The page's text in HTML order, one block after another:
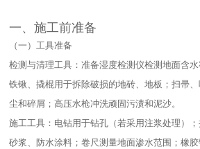
一、施工前准备​
（一）工具准备​
检测与清理工具：准备湿度检测仪检测地面含
铁锹、撬棍用于拆除破损的地砖、地板；扫帚
尘和碎屑；高压水枪冲洗顽固污渍和泥沙。​
施工工具：电钻用于钻孔（若采用注浆处理）
砂浆、防水涂料；卷尺测量地面渗水范围；橡